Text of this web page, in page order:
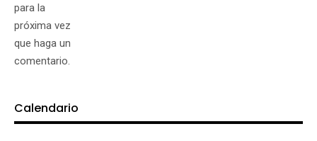
para la
próxima vez
que haga un
comentario.
Calendario